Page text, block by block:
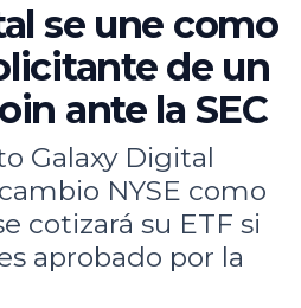
se une como
de un
ante la SEC
Galaxy Digital
NYSE como
cotizará su ETF si
aprobado por la